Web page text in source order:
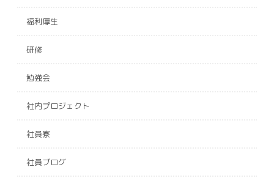
福利厚生
研修
勉強会
社内プロジェクト
社員寮
社員ブログ